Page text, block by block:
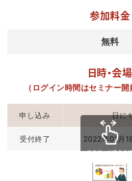
参加料金
無料
日時・会場
（ログイン時間はセミナー開
申し込み 日に
受付終了 2022年01月
スクロールできま